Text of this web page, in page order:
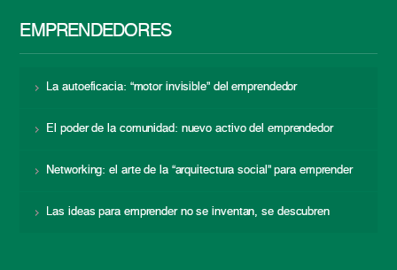
EMPRENDEDORES
La autoeficacia: “motor invisible” del emprendedor
El poder de la comunidad: nuevo activo del emprendedor
Networking: el arte de la “arquitectura social” para emprender
Las ideas para emprender no se inventan, se descubren